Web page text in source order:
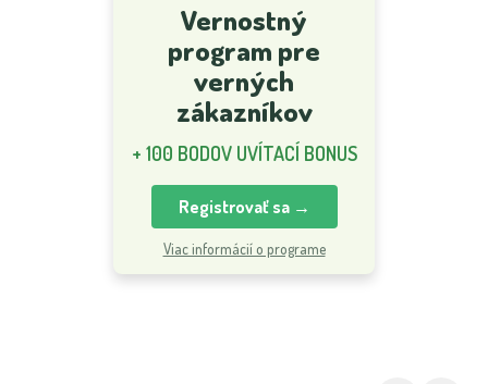
Vernostný
program pre
verných
zákazníkov
+ 100 BODOV UVÍTACÍ BONUS
Registrovať sa →
Viac informácií o programe